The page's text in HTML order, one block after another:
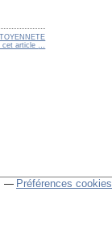
cet article
Préférences cookies